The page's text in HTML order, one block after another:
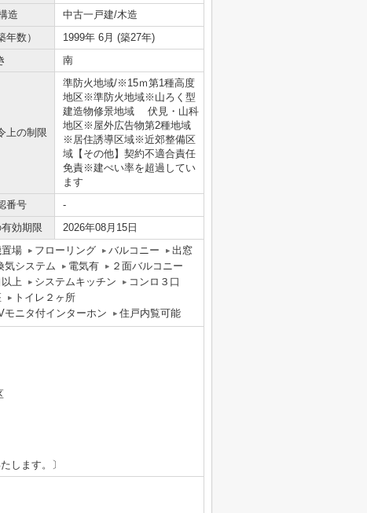
造
中古一戸建/木造
年数）
1999年 6月 (築27年)
南
上の制限
準防火地域/※15ｍ第1種高度
地区※準防火地域※山ろく型
建造物修景地域 伏見・山科
地区※屋外広告物第2種地域
※居住誘導区域※近郊整備区
域【その他】契約不適合責任
免責※建ぺい率を超過してい
ます
番号
-
効期限 2026年08月15日
場 フローリング バルコニー
出窓
気システム 電気有
２面バルコニー
上 システムキッチン
コンロ３口
トイレ２ヶ所
モニタ付インターホン 住戸内覧可能
します。〕